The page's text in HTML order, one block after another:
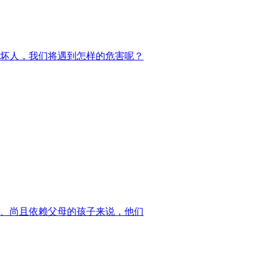
人，我们将遇到怎样的危害呢？
尚且依赖父母的孩子来说，他们